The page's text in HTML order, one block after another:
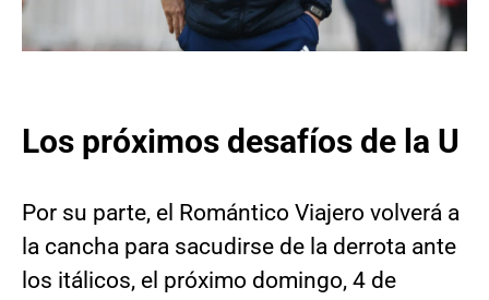
Los próximos desafíos de la U
Por su parte, el Romántico Viajero volverá a
la cancha para sacudirse de la derrota ante
los itálicos, el próximo domingo, 4 de